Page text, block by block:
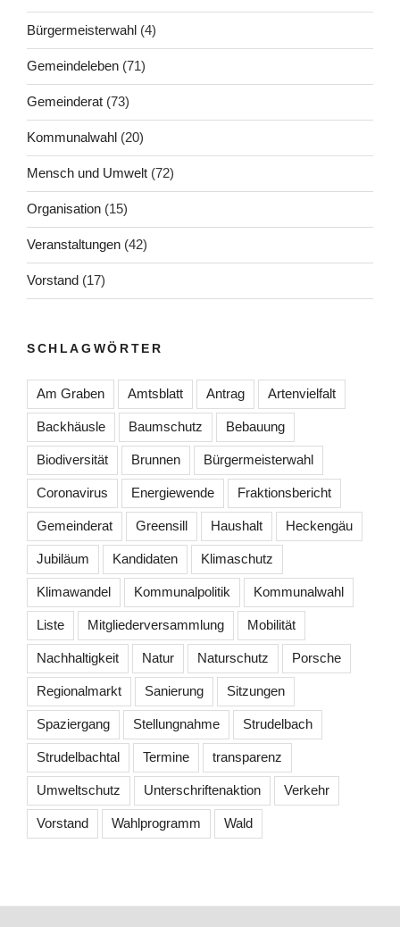
Bürgermeisterwahl (4)
Gemeindeleben (71)
Gemeinderat (73)
Kommunalwahl (20)
Mensch und Umwelt (72)
Organisation (15)
Veranstaltungen (42)
Vorstand (17)
SCHLAGWÖRTER
Am Graben Amtsblatt Antrag Artenvielfalt
Backhäusle Baumschutz Bebauung
Biodiversität Brunnen Bürgermeisterwahl
Coronavirus Energiewende Fraktionsbericht
Gemeinderat Greensill Haushalt Heckengäu
Jubiläum Kandidaten Klimaschutz
Klimawandel Kommunalpolitik Kommunalwahl
Liste Mitgliederversammlung Mobilität
Nachhaltigkeit Natur Naturschutz Porsche
Regionalmarkt Sanierung Sitzungen
Spaziergang Stellungnahme Strudelbach
Strudelbachtal Termine transparenz
Umweltschutz Unterschriftenaktion Verkehr
Vorstand Wahlprogramm Wald